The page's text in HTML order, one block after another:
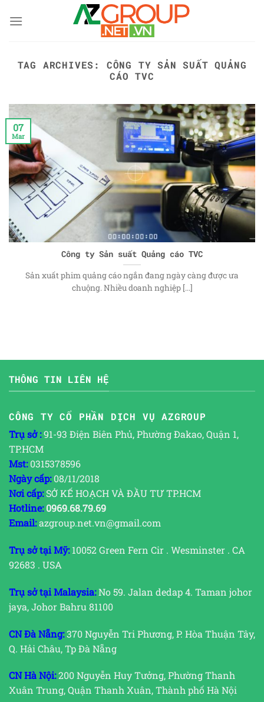
TAG ARCHIVES: CÔNG TY SẢN SUẤT QUẢNG
CÁO TVC
Công ty Sản suất Quảng cáo TVC
Sản xuất phim quảng cáo ngắn đang ngày càng được ưa
chuộng. Nhiều doanh nghiệp [...]
07
Mar
THÔNG TIN LIÊN HỆ
CÔNG TY CỔ PHẦN DỊCH VỤ AZGROUP
Trụ sở :91-93 Điện Biên Phủ, Phường Đakao, Quận 1,
TP.HCM
Mst:0315378596
Ngày cấp:08/11/2018
Nơi cấp:SỞ KẾ HOẠCH VÀ ĐẦU TƯ TP.HCM
Hotline: 0969.68.79.69
Email:azgroup.net.vn@gmail.com
Trụ sở tại Mỹ:10052 Green Fern Cir . Wesminster . CA
92683 . USA
Trụ sở tại Malaysia:No 59. Jalan dedap 4. Taman johor
jaya, Johor Bahru 81100
CN Đà Nẵng:370 Nguyễn Tri Phương, P. Hòa Thuận Tây,
Q. Hải Châu, Tp Đà Nẵng
CN Hà Nội:200 Nguyễn Huy Tưởng, Phường Thanh
Xuân Trung, Quận Thanh Xuân, Thành phố Hà Nội